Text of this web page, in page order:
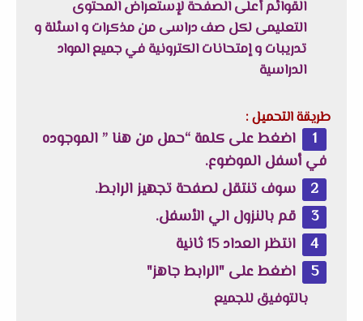
القوائم أعلى الصفحة لإستعراض المحتوى
التعليمى لكل صف دراسى من مذكرات و اسئلة و
تدريبات و إمتحانات الكترونية في جميع المواد
الدراسية
طريقة التحميل :
اضغط على كلمة “حمل من هنا ” الموجوده
في أسفل الموضوع.
سوف تنتقل لصفحة تجهيز الرابط.
قم بالنزول الي الأسفل.
انتظر العداد 15 ثانية
اضغط على "الرابط جاهز"
بالتوفيق للجميع